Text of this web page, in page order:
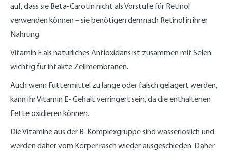
auf, dass sie Beta-Carotin nicht als Vorstufe für Retinol
verwenden können – sie benötigen demnach Retinol in ihrer
Nahrung.
Vitamin E als natürliches Antioxidans ist zusammen mit Selen
wichtig für intakte Zellmembranen.
Auch wenn Futtermittel zu lange oder falsch gelagert werden,
kann ihr Vitamin E- Gehalt verringert sein, da die enthaltenen
Fette oxidieren können.
Die Vitamine aus der B-Komplexgruppe sind wasserlöslich und
werden daher vom Körper rasch wieder ausgeschieden. Daher